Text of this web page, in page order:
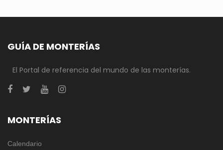
GUÍA DE MONTERÍAS
El Portal de referencia del mundo de las monterías.
MONTERÍAS
Calendario